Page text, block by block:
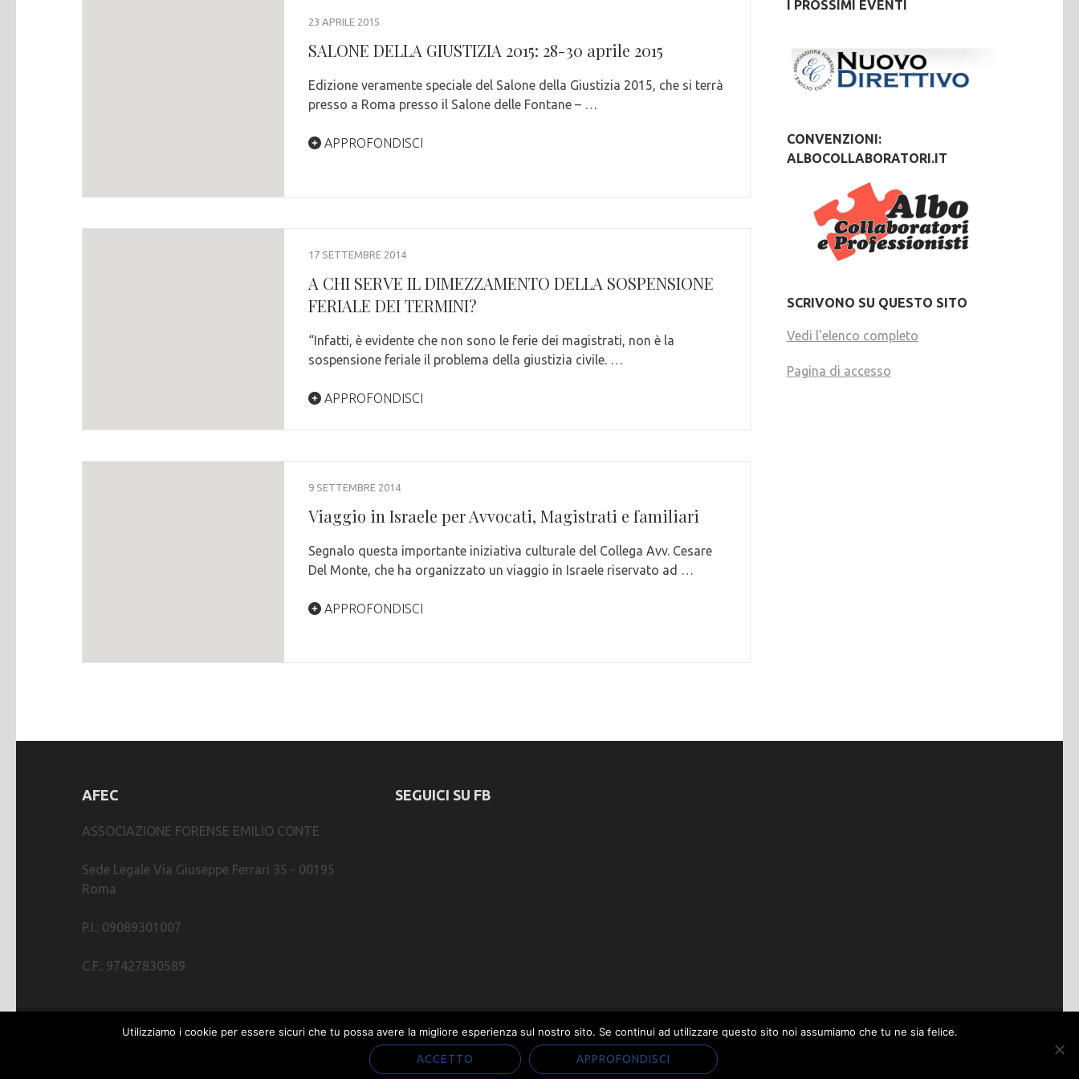
23 APRILE 2015
SALONE DELLA GIUSTIZIA 2015: 28-30 aprile 2015
Edizione veramente speciale del Salone della Giustizia 2015, che si terrà
presso a Roma presso il Salone delle Fontane – …
APPROFONDISCI
17 SETTEMBRE 2014
A CHI SERVE IL DIMEZZAMENTO DELLA SOSPENSIONE
FERIALE DEI TERMINI?
“Infatti, è evidente che non sono le ferie dei magistrati, non è la
sospensione feriale il problema della giustizia civile. …
APPROFONDISCI
9 SETTEMBRE 2014
Viaggio in Israele per Avvocati, Magistrati e familiari
Segnalo questa importante iniziativa culturale del Collega Avv. Cesare
Del Monte, che ha organizzato un viaggio in Israele riservato ad …
APPROFONDISCI
I PROSSIMI EVENTI
CONVENZIONI:
ALBOCOLLABORATORI.IT
SCRIVONO SU QUESTO SITO
Vedi l'elenco completo
Pagina di accesso
AFEC
ASSOCIAZIONE FORENSE EMILIO CONTE
Sede Legale Via Giuseppe Ferrari 35 - 00195
Roma
P.I.: 09089301007
C.F.: 97427830589
SEGUICI SU FB
Webmastering by SGWEB| Metro Magazine | Sviluppato da Rara Theme. Powered byWordPress. Privacy e Cookie
Utilizziamo i cookie per essere sicuri che tu possa avere la migliore esperienza sul nostro sito. Se continui ad utilizzare questo sito noi assumiamo che tu ne sia felice.
ACCETTO APPROFONDISCI